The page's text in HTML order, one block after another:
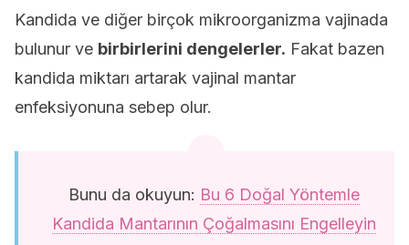
Kandida ve diğer birçok mikroorganizma vajinada
bulunur ve birbirlerini dengelerler. Fakat bazen
kandida miktarı artarak vajinal mantar
enfeksiyonuna sebep olur.
Bunu da okuyun: Bu 6 Doğal Yöntemle
Kandida Mantarının Çoğalmasını Engelleyin